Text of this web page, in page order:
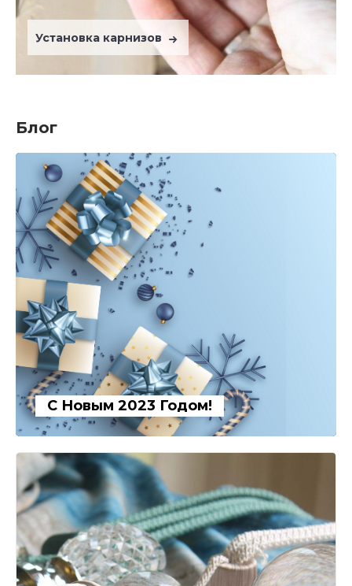
Установка карнизов
Блог
С Новым 2023 Годом!